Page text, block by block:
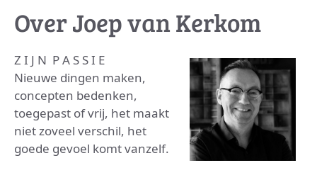
Over Joep van Kerkom
Z I J N P A S S I E
Nieuwe dingen maken,
concepten bedenken,
toegepast of vrij, het maakt
niet zoveel verschil, het
goede gevoel komt vanzelf.